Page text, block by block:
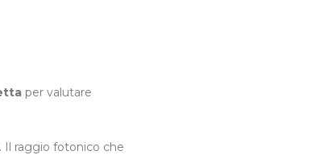
per valutare
Il raggio fotonico che